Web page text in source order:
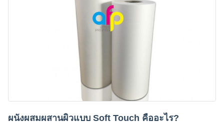
ผนังผสมผสานผิวแบบ Soft Touch คืออะไร?